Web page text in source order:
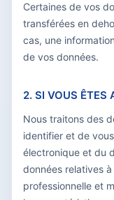
Certaines de vos
transférées en
cas, une
de vos données.
2. SI VOUS ÊTES
Nous traitons des
identifier et de
électronique et du
données relatives
professionnelle et